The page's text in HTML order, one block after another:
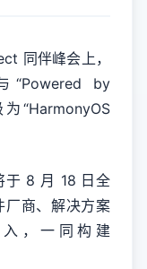
同伴峰会上，
“Powered by
“HarmonyOS
于 8 月 18 日全
厂商、解决方案
，一同构建